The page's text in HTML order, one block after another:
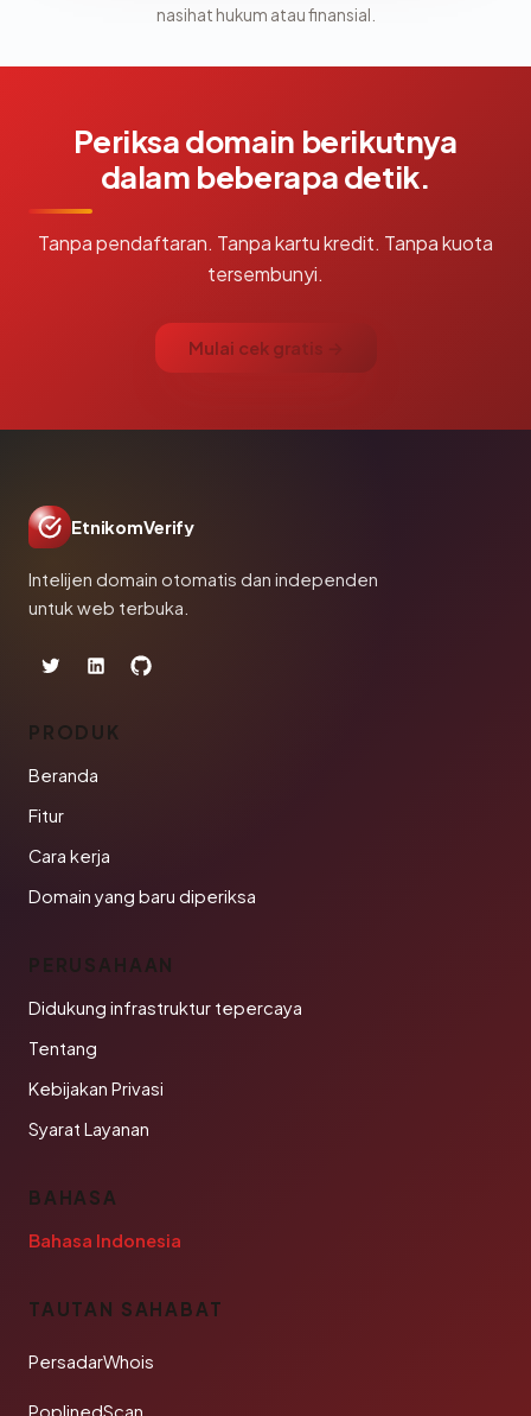
nasihat hukum atau finansial.
Periksa domain berikutnya
dalam beberapa detik.
Tanpa pendaftaran. Tanpa kartu kredit. Tanpa kuota
tersembunyi.
Mulai cek gratis →
EtnikomVerify
Intelijen domain otomatis dan independen
untuk web terbuka.
PRODUK
Beranda
Fitur
Cara kerja
Domain yang baru diperiksa
PERUSAHAAN
Didukung infrastruktur tepercaya
Tentang
Kebijakan Privasi
Syarat Layanan
BAHASA
Bahasa Indonesia
TAUTAN SAHABAT
PersadarWhois
PoplinedScan